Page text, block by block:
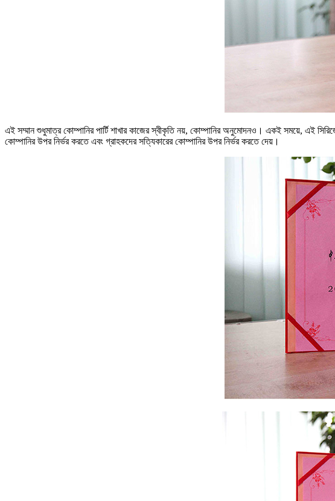
এই সম্মান শুধুমাত্র কোম্পানির পার্টি শাখার কাজের স্বীকৃতি নয়, কোম্পানির অনুমোদনও। একই সময়ে, এই
কোম্পানির উপর নির্ভর করতে এবং গ্রাহকদের সত্যিকারের কোম্পানির উপর নির্ভর করতে দেয়।